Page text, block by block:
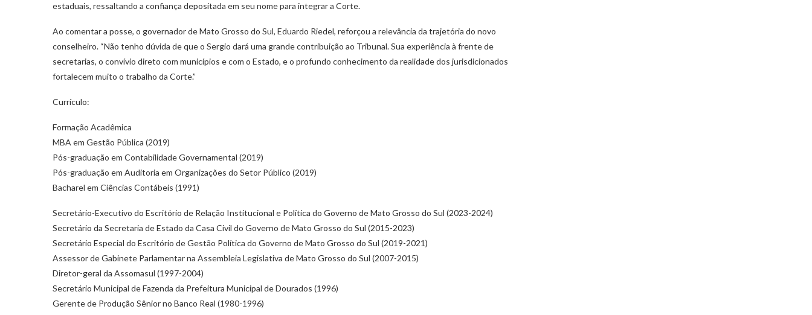
estaduais, ressaltando a confiança depositada em seu nome para integrar a Corte.
Ao comentar a posse, o governador de Mato Grosso do Sul, Eduardo Riedel, reforçou a relevância da trajetória do novo
conselheiro. “Não tenho dúvida de que o Sergio dará uma grande contribuição ao Tribunal. Sua experiência à frente de
secretarias, o convívio direto com municípios e com o Estado, e o profundo conhecimento da realidade dos jurisdicionados
fortalecem muito o trabalho da Corte.”
Currículo:
Formação Acadêmica
MBA em Gestão Pública (2019)
Pós-graduação em Contabilidade Governamental (2019)
Pós-graduação em Auditoria em Organizações do Setor Público (2019)
Bacharel em Ciências Contábeis (1991)
Secretário-Executivo do Escritório de Relação Institucional e Política do Governo de Mato Grosso do Sul (2023-2024)
Secretário da Secretaria de Estado da Casa Civil do Governo de Mato Grosso do Sul (2015-2023)
Secretário Especial do Escritório de Gestão Política do Governo de Mato Grosso do Sul (2019-2021)
Assessor de Gabinete Parlamentar na Assembleia Legislativa de Mato Grosso do Sul (2007-2015)
Diretor-geral da Assomasul (1997-2004)
Secretário Municipal de Fazenda da Prefeitura Municipal de Dourados (1996)
Gerente de Produção Sênior no Banco Real (1980-1996)